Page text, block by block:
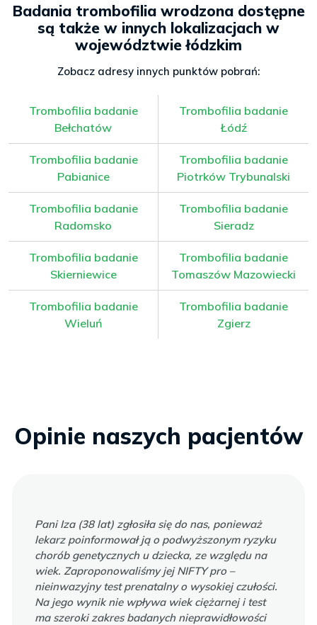
Badania trombofilia wrodzona dostępne
są także w innych lokalizacjach w
województwie łódzkim
Zobacz adresy innych punktów pobrań:
Trombofilia badanie
Bełchatów
Trombofilia badanie
Łódź
Trombofilia badanie
Pabianice
Trombofilia badanie
Piotrków Trybunalski
Trombofilia badanie
Radomsko
Trombofilia badanie
Sieradz
Trombofilia badanie
Skierniewice
Trombofilia badanie
Tomaszów Mazowiecki
Trombofilia badanie
Wieluń
Trombofilia badanie
Zgierz
Opinie naszych pacjentów
Pani Iza (38 lat) zgłosiła się do nas, ponieważ
lekarz poinformował ją o podwyższonym ryzyku
chorób genetycznych u dziecka, ze względu na
wiek. Zaproponowaliśmy jej NIFTY pro –
nieinwazyjny test prenatalny o wysokiej czułości.
Na jego wynik nie wpływa wiek ciężarnej i test
ma szeroki zakres badanych nieprawidłowości